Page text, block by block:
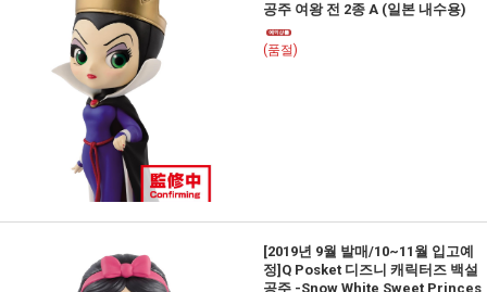
공주 여왕 전 2종 A (일본 내수용)
(품절)
[2019년 9월 발매/10~11월 입고예
정]Q Posket 디즈니 캐릭터즈 백설
공주 -Snow White Sweet Princes